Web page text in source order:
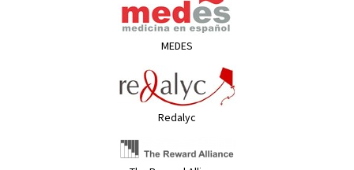
MEDES
Redalyc